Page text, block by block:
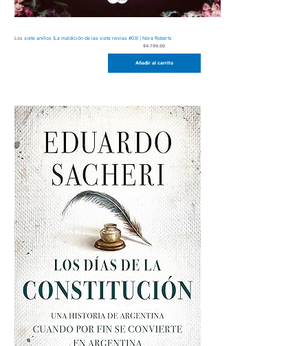
Los siete anillos (La maldición de las siete novias #03) | Nora Roberts
$4.799,00
Añadir al carrito